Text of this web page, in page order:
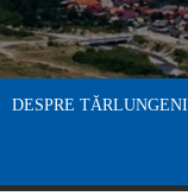
DESPRE TĂRLUNGENI